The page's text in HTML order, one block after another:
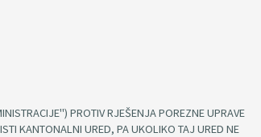
PROTIV RJEŠENJA POREZNE UPRAVE
KANTONALNI URED, PA UKOLIKO TAJ URED NE